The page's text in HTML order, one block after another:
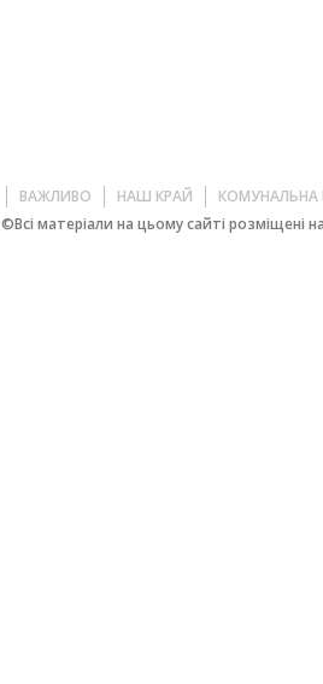
ВАЖЛИВО НАШ КРАЙ
КОМУНАЛЬНА
©Всі матеріали на цьому сайті розміщені